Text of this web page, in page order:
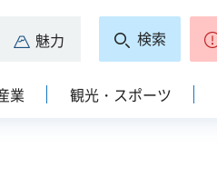
魅力 検索
業 観光・スポーツ